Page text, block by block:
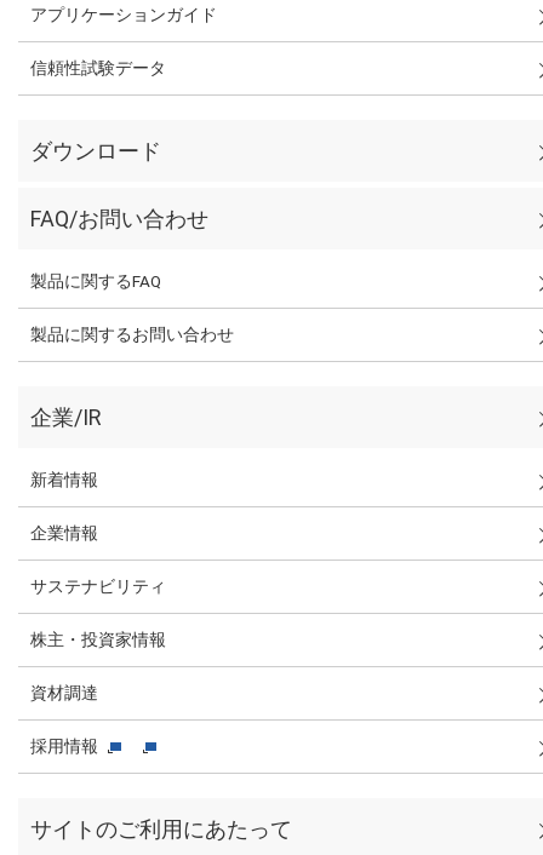
アプリケーションガイド
信頼性試験データ
ダウンロード
FAQ/お問い合わせ
製品に関するFAQ
製品に関するお問い合わせ
企業/IR
新着情報
企業情報
サステナビリティ
株主・投資家情報
資材調達
採用情報
サイトのご利用にあたって